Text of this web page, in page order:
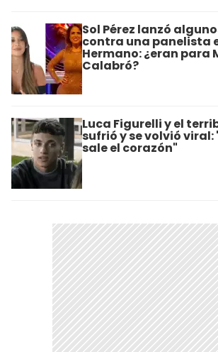
Sol Pérez lanzó
contra una panelista
Hermano: ¿eran para
Calabró?
Luca Figurelli y el
sufrió y se volvió viral:
sale el corazón"